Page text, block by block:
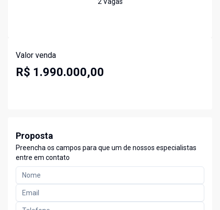
2Vagas
Valor venda
R$ 1.990.000,00
Proposta
Preencha os campos para que um de nossos especialistas
entre em contato